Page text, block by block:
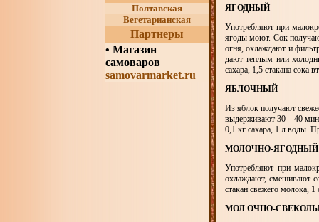
Полтавская
Вегетарианская
Партнеры
• Магазин
самоваров
samovarmarket.ru
ЯГОДНЫЙ
Употребляют при
ягоды моют. Сок
огня, охлаждают и
дают теплым или
сахара, 1,5 стакана сока
ЯБЛОЧНЫЙ
Из яблок получают
выдерживают 30—40 мин,
0,1 кг сахара, 1 л воды.
МОЛОЧНО-ЯГОДНЫЙ
Употребляют при
охлаждают, смешивают
стакан свежего молока,
МОЛ ОЧНО-